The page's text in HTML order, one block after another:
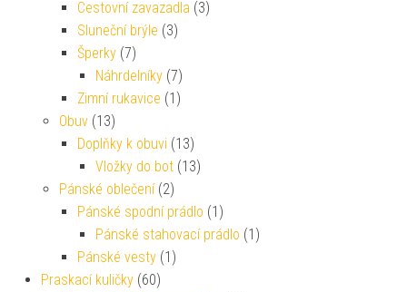
Cestovní zavazadla (3)
Sluneční brýle (3)
Šperky (7)
Náhrdelníky (7)
Zimní rukavice (1)
Obuv (13)
Doplňky k obuvi (13)
Vložky do bot (13)
Pánské oblečení (2)
Pánské spodní prádlo (1)
Pánské stahovací prádlo (1)
Pánské vesty (1)
Praskací kuličky (60)